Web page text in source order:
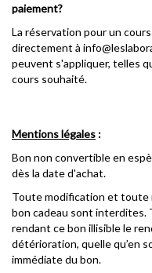
paiement?
La réservation pour un
directement à
peuvent s'appliquer, telles
cours souhaité.
Mentions légales :
Bon non convertible en
dès la date d'achat.
Toute modification et toute
bon cadeau sont interdites.
rendant ce bon illisible le
détérioration, quelle qu’en
immédiate du bon.